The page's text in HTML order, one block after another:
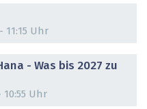
11:15 Uhr
- Was bis 2027 zu
10:55 Uhr